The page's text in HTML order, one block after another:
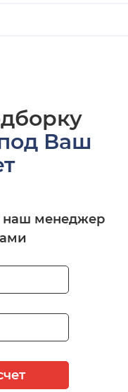
Ваш
наш менеджер